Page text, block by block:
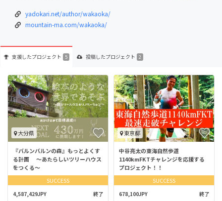
yadokari.net/author/wakaoka/
mountain-ma.com/wakaoka/
支援したプロジェクト 5 投稿したプロジェクト 2
大分県
『バルンバルンの森』もっとよくす
る計画 〜あたらしいツリーハウス
をつくる〜
SUCCESS
4,587,429JPY 終了
東京都
中谷亮太の東海自然歩道
1140kmFKTチャレンジを応援する
プロジェクト！！
SUCCESS
678,100JPY 終了